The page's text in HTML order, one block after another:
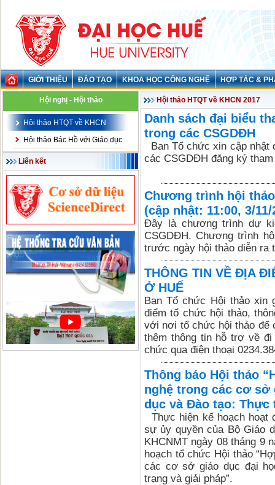
GIỚI THIỆU ĐÀO TẠO KHOA HỌC CÔNG NGHỆ HỢP TÁC &
Hội nghị - Hội thảo
Hội thảo HTQT về KHCN
Hội thảo Bác Hồ với Giáo dục
Liên kết
Hội thảo HTQT về KHCN 2017
Danh sách đại biểu
trong các CSGDĐH
Ban Tổ chức xin cập nhật
các CSGDĐH đăng ký
Chương trình hội thảo
(cập nhật: 11:00, 3/11/
Đây là chương trình dự
CSGDĐH. Chương trình
trước ngày hội thảo diễn ra
THÔNG TIN VỀ ĐỊA
Ở HUẾ
Ban Tổ chức Hội thảo
điểm tổ chức hội thảo,
với nơi tổ chức hội thảo để
thêm thông tin hỗ trợ về
chức qua điện thoại
Thông báo Hội thảo
nghệ trong các cơ
dục và Đào tạo: Thực
Thực hiện kế hoạch hoạt
sự ủy quyền của Bộ Giáo
KHCNMT ngày 08 tháng 9
hoạch tổ chức Hội thảo
các cơ sở giáo dục đại
trạng và giải pháp”.